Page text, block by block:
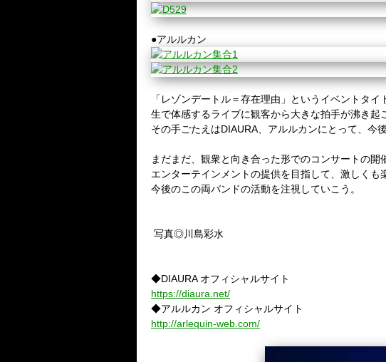
●アルルカン
「レゾンデートル＝存在理由」というイベントタ
生で体感するライブに観客から大きな拍手が沸き起
その手ごたえはDIAURA、アルルカンにとって、今
まだまだ、観衆と向き合った形でのコンサートの
エンターテインメントの提供を目指して、激しくも
今後のこの両バンドの活動を注視していこう。
写真◎川島彩水
◆DIAURA オフィシャルサイト
https://diaura.net/
◆アルルカン オフィシャルサイト
http://arlequin-web.com/